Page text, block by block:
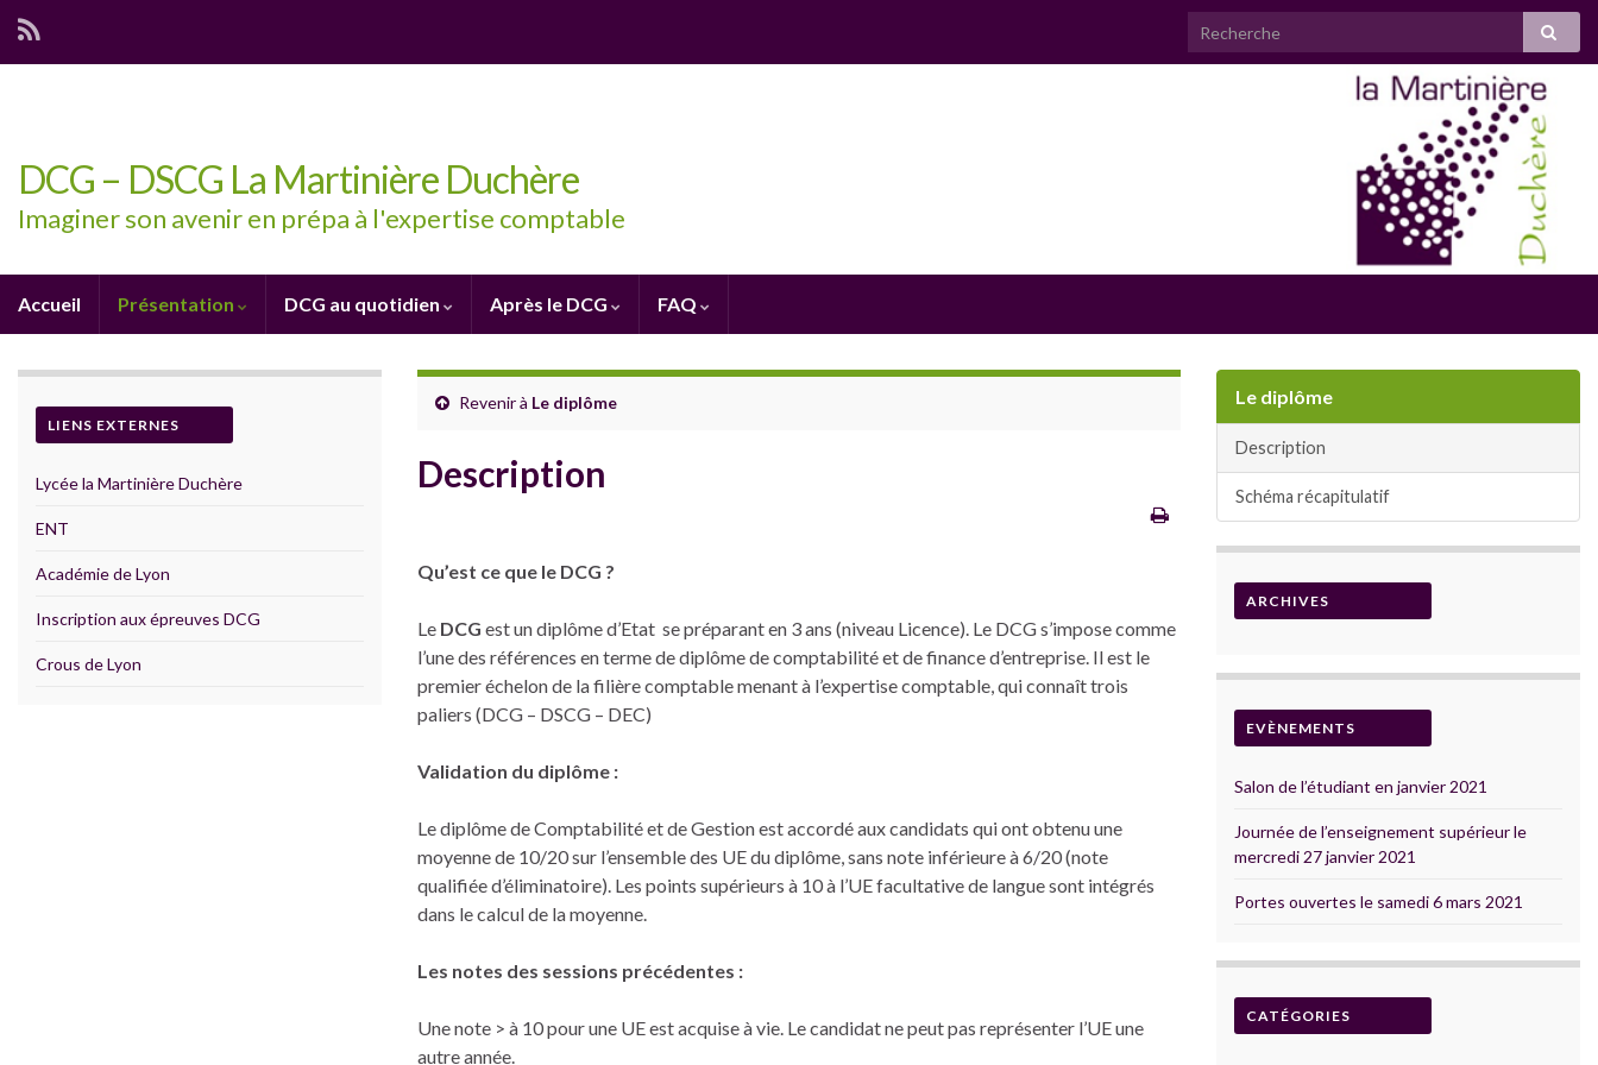
DCG – DSCG La Martinière Duchère
Imaginer son avenir en prépa à l'expertise comptable
Accueil Présentation DCG au quotidien Après le DCG FAQ
Revenir à Le diplôme
Description
Qu’est ce que le DCG ?
Le DCG est un diplôme d’Etat se préparant en 3 ans (niveau Licence). Le DCG s’impose comme
l’une des références en terme de diplôme de comptabilité et de finance d’entreprise. Il est le
premier échelon de la filière comptable menant à l’expertise comptable, qui connaît trois
paliers (DCG – DSCG – DEC)
Validation du diplôme :
Le diplôme de Comptabilité et de Gestion est accordé aux candidats qui ont obtenu une
moyenne de 10/20 sur l’ensemble des UE du diplôme, sans note inférieure à 6/20 (note
qualifiée d’éliminatoire). Les points supérieurs à 10 à l’UE facultative de langue sont intégrés
dans le calcul de la moyenne.
Les notes des sessions précédentes :
Une note > à 10 pour une UE est acquise à vie. Le candidat ne peut pas représenter l’UE une
autre année.
LIENS EXTERNES
Lycée la Martinière Duchère
ENT
Académie de Lyon
Inscription aux épreuves DCG
Crous de Lyon
Le diplôme
Description
Schéma récapitulatif
ARCHIVES
EVÈNEMENTS
Salon de l’étudiant en janvier 2021
Journée de l’enseignement supérieur le
mercredi 27 janvier 2021
Portes ouvertes le samedi 6 mars 2021
CATÉGORIES